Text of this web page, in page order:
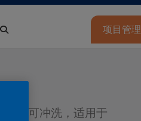
项目管理
洁、可冲洗，适用于